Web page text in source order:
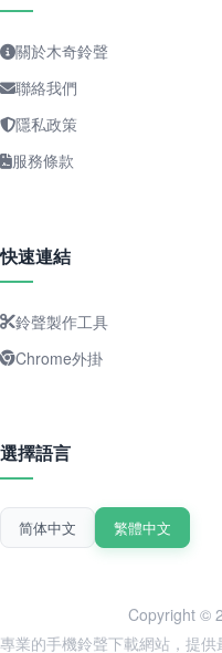
關於木奇鈴聲
聯絡我們
隱私政策
服務條款
快速連結
鈴聲製作工具
Chrome外掛
選擇語言
简体中文 繁體中文
Copyright ©
專業的手機鈴聲下載網站，提